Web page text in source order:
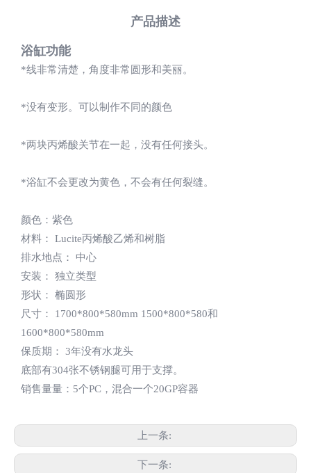
产品描述
浴缸功能
*线非常清楚，角度非常圆形和美丽。
*没有变形。可以制作不同的颜色
*两块丙烯酸关节在一起，没有任何接头。
*浴缸不会更改为黄色，不会有任何裂缝。
颜色：紫色
材料： Lucite丙烯酸乙烯和树脂
排水地点： 中心
安装： 独立类型
形状： 椭圆形
尺寸： 1700*800*580mm 1500*800*580和
1600*800*580mm
保质期： 3年没有水龙头
底部有304张不锈钢腿可用于支撑。
销售量量：5个PC，混合一个20GP容器
上一条:
下一条: